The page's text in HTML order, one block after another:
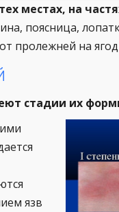
местах, на
поясница,
пролежней на
стадии их
язв